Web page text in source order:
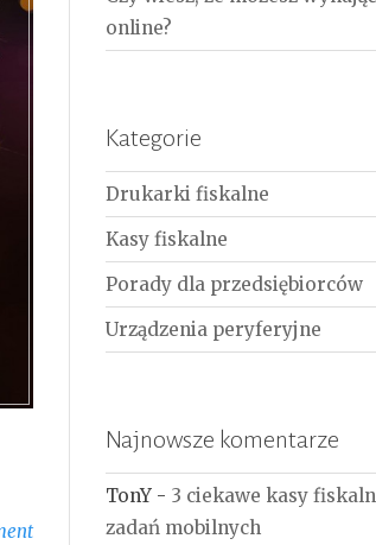
online?
Kategorie
Drukarki fiskalne
Kasy fiskalne
Porady dla przedsiębiorców
Urządzenia peryferyjne
Najnowsze komentarze
TonY - 3 ciekawe kasy
zadań mobilnych